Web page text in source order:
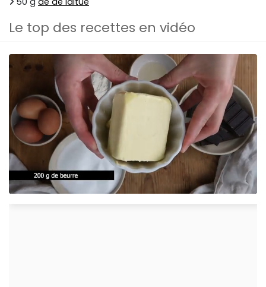
Le top des recettes en vidéo